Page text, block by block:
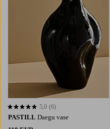
PASTILL Daegu vase
5,0 basierend auf 6 Bewertungen
5,0 (6)